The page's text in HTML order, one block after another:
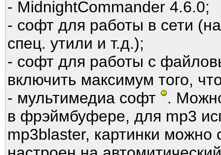
- MidnightCommander 4.6.0;
- софт для работы в сети
спец. утили и т.д.);
- софт для работы с
включить максимум того,
- мультимедиа софт
.
в фрэймбуфере, для mp3
mp3blaster, картинки